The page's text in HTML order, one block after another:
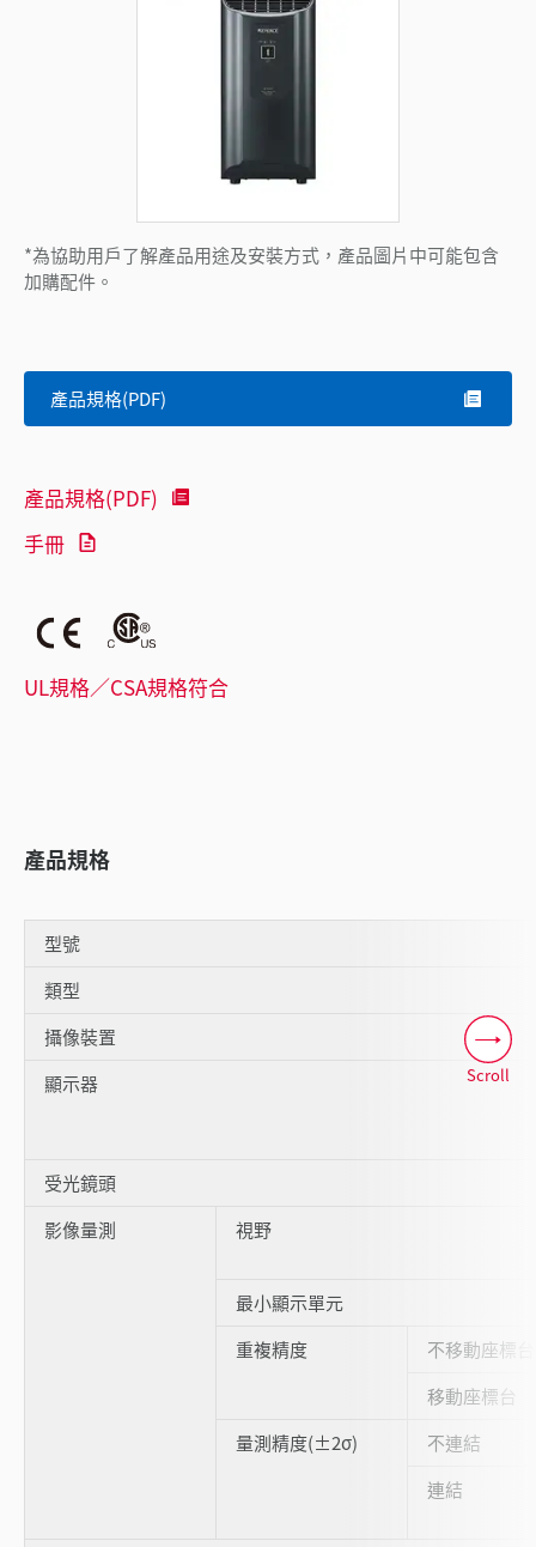
*為協助用戶了解產品用途及安裝方式，產品圖片中可能包含
加購配件。
產品規格(PDF)
產品規格(PDF)
手冊
UL規格／CSA規格符合
產品規格
型號
類型
攝像裝置
顯示器
受光鏡頭
影像量測
視野
最小顯示單元
重複精度
不移動座標台
移動座標台
量測精度(±2σ)
不連結
連結
Scroll